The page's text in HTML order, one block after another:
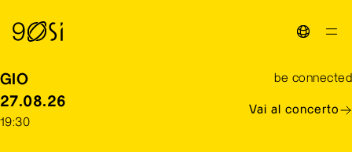
Toggle
GIO
27.08.26
19:30
be connected
Vai al concerto